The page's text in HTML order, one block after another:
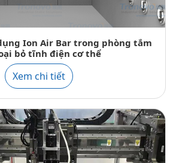
Ion Air Bar trong phòng tắm
bỏ tĩnh điện cơ thể
Xem chi tiết